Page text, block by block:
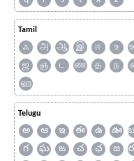
Tamil
ஃ அ ஆ இ ஈ உ
ஜ
ஞ ட ண த ந
ஹ
Telugu
అ ఆ ఇ ఈ ఉ ఊ
గ
ఘ ఙ చ ఛ జ